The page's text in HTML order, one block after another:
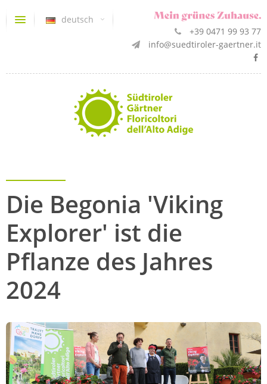
deutsch
+39 0471 99 93 77
info@suedtiroler-gaertner.it
Die Begonia 'Viking
Explorer' ist die
Pflanze des Jahres
2024